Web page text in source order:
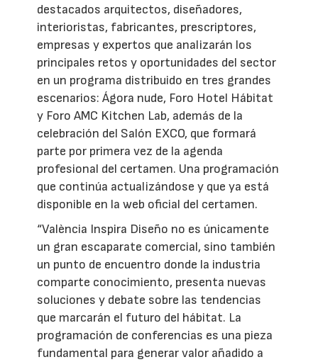
destacados arquitectos, diseñadores,
interioristas, fabricantes, prescriptores,
empresas y expertos que analizarán los
principales retos y oportunidades del sector
en un programa distribuido en tres grandes
escenarios: Ágora nude, Foro Hotel Hábitat
y Foro AMC Kitchen Lab, además de la
celebración del Salón EXCO, que formará
parte por primera vez de la agenda
profesional del certamen. Una programación
que continúa actualizándose y que ya está
disponible en la web oficial del certamen.
“València Inspira Diseño no es únicamente
un gran escaparate comercial, sino también
un punto de encuentro donde la industria
comparte conocimiento, presenta nuevas
soluciones y debate sobre las tendencias
que marcarán el futuro del hábitat. La
programación de conferencias es una pieza
fundamental para generar valor añadido a